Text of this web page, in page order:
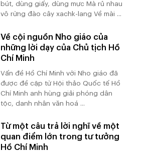
bút, dùng giấy, dùng mực Mà rủ nhau
vô rừng đào cây xachk-lang Về mài ...
Về cội nguồn Nho giáo của
những lời dạy của Chủ tịch Hồ
Chí Minh
Vấn đề Hồ Chí Minh với Nho giáo đã
được đề cập từ Hội thảo Quốc tế Hồ
Chí Minh anh hùng giải phóng dân
tộc, danh nhân văn hoá ...
Từ một câu trả lời nghĩ về một
quan điểm lớn trong tư tưởng
Hồ Chí Minh